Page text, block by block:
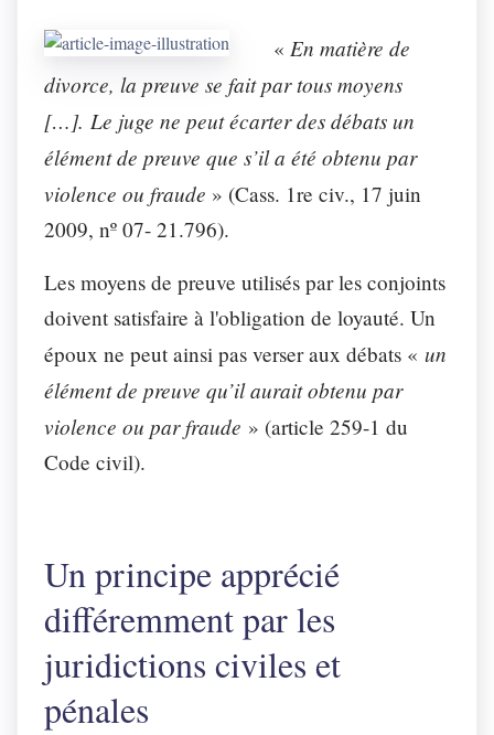
« En matière de
divorce, la preuve se fait par tous moyens
[…]. Le juge ne peut écarter des débats un
élément de preuve que s’il a été obtenu par
violence ou fraude » (Cass. 1re civ., 17 juin
2009, nº 07- 21.796).
Les moyens de preuve utilisés par les conjoints
doivent satisfaire à l'obligation de loyauté. Un
époux ne peut ainsi pas verser aux débats « un
élément de preuve qu’il aurait obtenu par
violence ou par fraude » (article 259-1 du
Code civil).
Un principe apprécié
différemment par les
juridictions civiles et
pénales